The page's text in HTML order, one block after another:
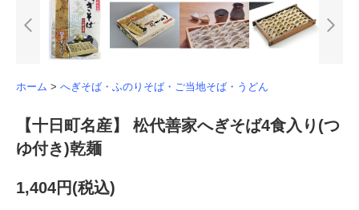
ホーム > へぎそば・ふのりそば・ご当地そば・うどん
【十日町名産】 松代善家へぎそば4食入り(つ
ゆ付き)乾麺
1,404円(税込)